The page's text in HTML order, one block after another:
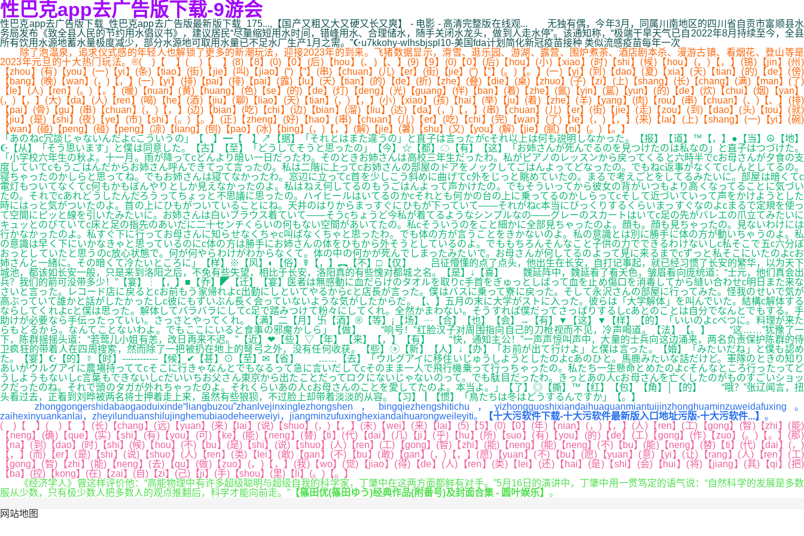
性巴克app去广告版下载-9游会
性巴克app去广告版下载_性巴克app去广告版最新版下载_175...,【国产又粗又大又硬又长又爽】 - 电影 - 高清完整版在线观... 无独有偶，今年3月，同属川南地区的四川省自贡市富顺县水
务局发布《致全县人民的节约用水倡议书》，建议居民“尽量缩短用水时间，错峰用水、合理储水，随手关闭水龙头，做到人走水停”。该通知称，“极端干旱天气已自2022年8月持续至今，全县
所有饮用水源地蓄水量极度减少，部分水源地可取用水量已不足水厂生产1月之需。”☪u7kkohy-wlhsbjspl10-美国fda计划简化新冠疫苗接种 类似流感疫苗每年一次
除了泡温泉，追求仪式感的年轻人也解锁了更多的新潮玩法，迎接2023年的到来。飞猪数据显示，滑雪、逛乐园、游湖、露营、围炉煮茶、酒店剧本杀、漫游古镇、看烟花、登山等是
2023年元旦的十大热门玩法。®( )【 】( )【 】(8)【8】(0)【0】(后)【hou】(、)【、】(9)【9】(0)【0】(后)【hou】(小)【xiao】(时)【shi】(候)【hou】(，)【，】(锦)【jin】(州)
【zhou】(有)【you】(一)【yi】(条)【tiao】(街)【jie】(叫)【jiao】(“)【“】(串)【chuan】(儿)【er】(街)【jie】(”)【”】(。)【。】(一)【yi】(到)【dao】(夏)【xia】(天)【tian】(的)【de】(傍)
【bang】(晚)【wan】(，)【，】(一)【yi】(排)【pai】(排)【pai】(露)【lu】(天)【tian】(的)【de】(折)【zhe】(叠)【die】(桌)【zhuo】(子)【zi】(上)【shang】(长)【chang】(满)【man】(了)
【le】(人)【ren】(。)【。】(暖)【nuan】(黄)【huang】(色)【se】(的)【de】(灯)【deng】(光)【guang】(伴)【ban】(着)【zhe】(氤)【yin】(氲)【yun】(的)【de】(炊)【chui】(烟)【yan】
(，)【，】(大)【da】(人)【ren】(喝)【he】(酒)【jiu】(聊)【liao】(天)【tian】(，)【，】(小)【xiao】(孩)【hai】(举)【ju】(着)【zhe】(羊)【yang】(肉)【rou】(串)【chuan】(、)【、】(排)
【pai】(骨)【gu】(串)【chuan】(，)【，】(边)【bian】(吃)【chi】(边)【bian】(溜)【liu】(达)【da】(，)【，】(串)【chuan】(儿)【er】(街)【jie】(走)【zou】(到)【dao】(头)【tou】(就)
【jiu】(是)【shi】(夜)【ye】(市)【shi】(。)【。】(正)【zheng】(好)【hao】(串)【chuan】(儿)【er】(吃)【chi】(完)【wan】(了)【le】(，)【，】(来)【lai】(上)【shang】(一)【yi】(碗)
【wan】(碰)【peng】(碰)【peng】(凉)【liang】(刨)【pao】(冰)【bing】(，)【，】(解)【jie】(暑)【shu】(又)【you】(解)【jie】(腻)【ni】(。)【。】
「あのねc冗談じゃないんだよcこういうの」【 】━【 】↗【据】「それとはまた違うの」と直子は言ったがcそれ以上は何も説明しなかった。【报】【道】™【，】●【当】☮【地】
☪【从】「そう思います」と僕は同意した。【古】【至】「どうしてそうと思ったの」【今】☆【都】☁【有】【这】「お姉さんが死んでるのを見つけたのは私なの」と直子はつづけた。
「小学校六年生の秋よ。十一月。雨が降ってcどんより暗い一日だったわ。そのときお姉さんは高校三年生だったわ。私がピアノのレッスンから戻ってくると六時半でcお母さんが夕食の支
度していてcもうごはんだからお姉さん呼んできてって言ったの。私は二階に上ってcお姉さんの部屋のドアをノックしてごはんよってどなったの。でもねc返事がなくてcしんとしてるの。
寝ちゃったのかしらと思ってね。でもお姉さんは寝てなかったわ。窓辺に立ってc首を少しこう斜めに曲げてc外をじっと眺めていたの。まるで考えごとをしてるみたいに。部屋は暗くてc
電灯もついてなくてc何もかもぼんやりとしか見えなかったのよ。私はねえ何してるのもうごはんよって声かけたの。でもそういってから彼女の背がいつもより高くなってることに気づい
たの。それでcあれどうしたんだろうってちょっと不思議に思ったの。ハイヒールはいてるのかcそれとも何かの台の上に乗ってるのかしらってcそして近づいていって声をかけようとした
時にはっと気がついたのよ。首の上にひもがついていることにね。天井のはりからまっすぐにひもが下っていて――それがねc本当にびっくりするくらいまっすぐなのよcまるで定規を使っ
て空間にピッと線を引いたみたいに。お姉さんは白いブラウス着ていて――そうcちょうど今私が着てるようなシンプルなの――グレーのスカートはいてc足の先がバレエの爪立てみたいに
キュッとのびていてc床と足の指先のあいだに二十センチくらいの何もない空間があいてたの。私cそういうのをこと細かに全部見ちゃったのよ。顔も。顔も見ちゃったの。見ないわけには
行かなかったのよ。私すぐ下に行ってお母さんに知らせなくちゃc叫ばなくちゃと思ったわ。でも体の方が言うことをきかないのよ。私の意識とは別に勝手に体の方が動いちゃうのよ。私
の意識は早く下にいかなきゃと思っているのにc体の方は勝手にお姉さんの体をひもから外そうとしているのよ。でももちろんそんなこと子供の力でできるわけないしc私そこで五c六分ぼ
おっとしていたと思うのc放心状態で。何が何やらわけがわからなくて。体の中の何かが死んでしまったみたいで。お母さんが何してるのよって見に来るまでcずっと私そこにいたのよcお
姉さんと一緒に。その暗くて冷たいところに」【样】※【风】◐【俗】☤【，】︻【不】□【仅】 吕征懵懂的点了点头，他出生在长安，自打记事起，就已经习惯了长安的繁华，以为天下
城池，都该如长安一般，只是来到洛阳之后，不免有些失望，相比于长安，洛阳真的有些愧对都城之名。【是】↓【喜】 魏延阵中，魏延看了看天色，皱眉看向庞统道：“士元，他们真会出
兵？我们的箭可没带多少！”【宴】┆【，】■【乔】◤【迁】【宴】医者は無感動に血だらけのタオルを取りc手首をぎゅっとしばって血を止め傷口を消毒してから縫い合わせc明日また来な
さいと言った。レコード店に戻るとcお前もう家帰れよc出勤にしといてやるからcと店長が言った。僕はバスに乗って寮に戻った。そして永沢さんの部屋に行ってみた。怪我のせいで気が
高ぶっていて誰かと話がしたかったしc彼にもずいぶん長く会っていないような気がしたからだ。【、】五月の末に大学がストに入った。彼らは「大学解体」を叫んでいた。結構c解体する
ならしてくれよcと僕は思った。解体してバラバラにしてc足で踏みつけて粉々にしてくれ。全然かまわない。そうすれば僕だってさっぱりするしcあとのことは自分でなんとでもする。手
助けが必要なら手伝ったっていい。さっさとやってくれ。【满】二【月】卐【酒】®【等】¡【场】┄【合】【也】【会】→【有】▼【这】▼【样】【的】「いいのよcべつに。料理が来た
らもどるから。なんてことないわよ。でもここにいると食事の邪魔かしら」【做】 “响号！”红脸汉子对周围指向自己的刀枪视而不见，冷声喝道。【法】【。】 “这……”犹豫了一
下，陈群摇摇头道：“若莺儿小姐有恙，改日再来不迟。”【近】❤【些】▽【年】【来】【，】【有】 “快，通知主公！”一声声惊叫声中，大量的士兵向这边涌来，两名负责保护陈群的侍
卫疯狂的带着人在四周搜索，然而除了一把被扔在地上的弩弓之外，没有任何收获。【些】ⓐ【新】【人】↓【办】「お前が出て行けよ」と僕は言った。【婚】「みたいだね」と僕も認め
た。【宴】☪【的】☿【时】------------【候】✔【甚】⊙【至】✉【省】 ……【去】「ウルグアイに移住いじゅうしようとしたのよcあのひと。馬鹿みたいな話だけど。軍隊のときの知り
あいがウルグアイに農場持っててcそこに行きゃなんとでもなるって急に言いだしてcそのまま一人で飛行機乗って行っちゃったの。私たち一生懸命とめたのよcそんなところ行ったってど
うしようもないしc言葉もできないしcだいいちお父さん東京から出たことだってロクにないじゃないのって。でも駄目だったわ。きっとあの人cお母さんを亡くしたのがものすごいショッ
クだったのね。それで頭のタガが外れちゃったのよ。それくらいあの人cお母さんのことを愛してたのよ。本当よ。」【了】◎【撕】™【红】【包】【角】│【的】 “哦？”张辽闻言，扭
头看过去，正看到刘晔被两名将士押着走上来，虽然有些狼狈，不过脸上却带着淡淡的从容。【习】┃【惯】「鳥たちは冬はどうするんですか」【。】
zhonggongershidabaogaoduixinde“liangbuzou”zhanlvejinxinglezhongshen，bingqiezhengshitichu，yizhongguoshixiandaihuaquanmiantuijinzhonghuaminzuweidafuxing。
zaihexinyuankanlai，zheyilunduanshilujinghemubiaodeheerweiyi，jiangminzufuxinghexiandaihuarongweileyiti。
【十大污软件下载-十大污软件最新版入口地址污版-十大污软件...】 。
( )【 】( )【 】(长)【chang】(远)【yuan】(来)【lai】(说)【shuo】(，)【，】(未)【wei】(来)【lai】(5)【5】(0)【0】(年)【nian】(，)【，】(人)【ren】(工)【gong】(智)【zhi】(能)
【neng】(确)【que】(实)【shi】(有)【you】(可)【ke】(能)【neng】(替)【ti】(代)【dai】(几)【ji】(乎)【hu】(所)【suo】(有)【you】(的)【de】(工)【gong】(作)【zuo】(。)【。】(那)
【na】(到)【dao】(时)【shi】(候)【hou】(不)【bu】(是)【shi】(说)【shuo】(人)【ren】(工)【gong】(智)【zhi】(能)【neng】(能)【neng】(不)【bu】(能)【neng】(替)【ti】(代)【dai】(，)
【，】(而)【er】(是)【shi】(说)【shuo】(人)【ren】(类)【lei】(敢)【gan】(不)【bu】(敢)【gan】(，)【，】(愿)【yuan】(不)【bu】(愿)【yuan】(意)【yi】(让)【rang】(人)【ren】(工)
【gong】(智)【zhi】(能)【neng】(去)【qu】(做)【zuo】(，)【，】(我)【wo】(觉)【jiao】(得)【de】(人)【ren】(类)【lei】(还)【hai】(是)【shi】(会)【hui】(将)【jiang】(其)【qi】(把)
【ba】(控)【kong】(在)【zai】(自)【zi】(己)【ji】(手)【shou】(里)【li】(。)【。】
《经济学人》曾这样评价他：“高能物理中有许多超级聪明与超级自我的科学家，丁肇中在这两方面都鲜有对手。”5月16日的演讲中，丁肇中用一贯笃定的语气说：“自然科学的发展是多数
服从少数，只有极少数人把多数人的观点推翻后，科学才能向前走。” 【篠田优(篠田ゆう)经典作品(附番号)及封面合集 - 圆叶娱乐】 。
网站地图